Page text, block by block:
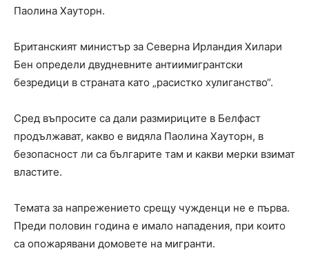
Паолина Хауторн.
Британският министър за Северна Ирландия Хилари
Бен определи двудневните антиимигрантски
безредици в страната като „расистко хулиганство“.
Сред въпросите са дали размириците в Белфаст
продължават, какво е видяла Паолина Хауторн, в
безопасност ли са българите там и какви мерки взимат
властите.
Темата за напрежението срещу чужденци не е първа.
Преди половин година е имало нападения, при които
са опожарявани домовете на мигранти.